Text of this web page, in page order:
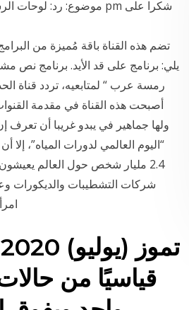
تضم هذه القناة باقة مُميزة من
يلي: برنامج على قد الأيد. برنامج نص
أصبحت هذه القناة في مقدمة
“اليوم العالمي لدورات المياه”،
2.4 مليار شخص حول العالم
شركات التشطيبات والديكورات
قياسيًا من